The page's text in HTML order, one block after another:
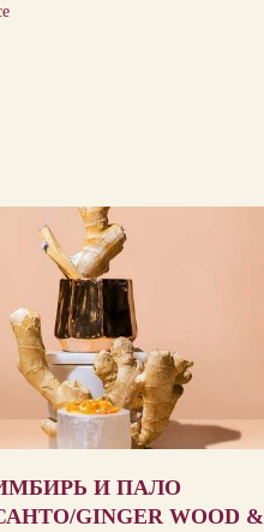
И ПАЛО
GINGER WOOD &